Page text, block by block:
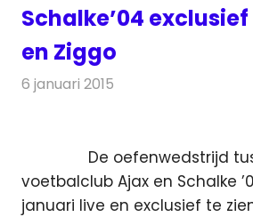
Schalke’04 exclusief
en Ziggo
6 januari 2015
De oefenwedstrijd
voetbalclub Ajax en Schalke
januari live en exclusief te